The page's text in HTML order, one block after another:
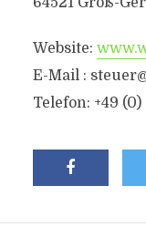
Website:
E-Mail :
Telefon: +49 (0)